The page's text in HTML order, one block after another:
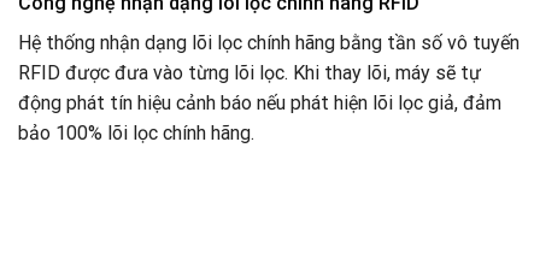
Hệ thống nhận dạng lõi lọc chính hãng bằng tần số vô tuyến
RFID được đưa vào từng lõi lọc. Khi thay lõi, máy sẽ tự
động phát tín hiệu cảnh báo nếu phát hiện lõi lọc giả, đảm
bảo 100% lõi lọc chính hãng.